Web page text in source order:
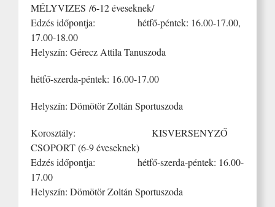
MÉLYVIZES /6-12 éveseknek/
Edzés időpontja: hétfő-péntek: 16.00-17.00,
17.00-18.00
Helyszín: Gérecz Attila Tanuszoda
hétfő-szerda-péntek: 16.00-17.00
Helyszín: Dömötör Zoltán Sportuszoda
Korosztály: KISVERSENYZŐ
CSOPORT (6-9 éveseknek)
Edzés időpontja: hétfő-szerda-péntek: 16.00-
17.00
Helyszín: Dömötör Zoltán Sportuszoda